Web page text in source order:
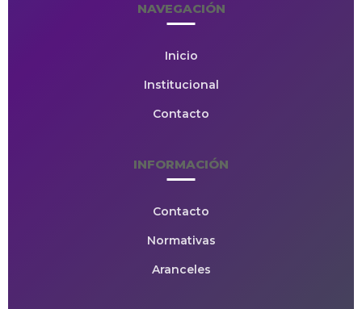
NAVEGACIÓN
Inicio
Institucional
Contacto
INFORMACIÓN
Contacto
Normativas
Aranceles